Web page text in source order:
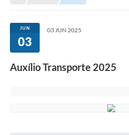
Estrutura Administrativa
Galeria de Fotos
JUN
03
03 JUN 2025
Auxílio Transporte 2025